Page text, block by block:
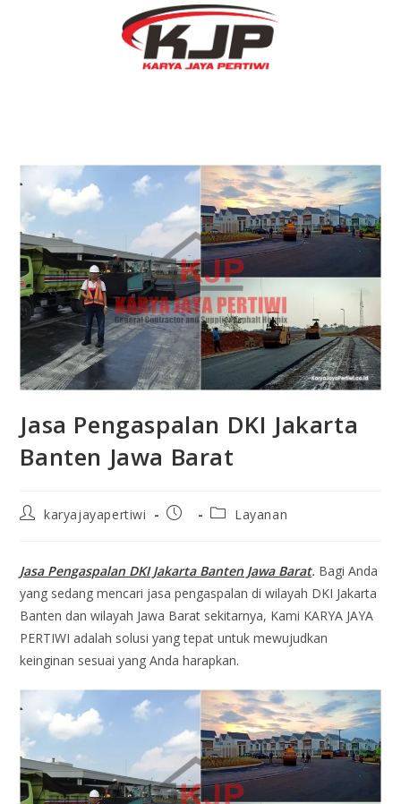
Jasa Pengaspalan DKI Jakarta
Banten Jawa Barat
karyajayapertiwi Layanan
Jasa Pengaspalan DKI Jakarta Banten Jawa Barat. Bagi Anda
yang sedang mencari jasa pengaspalan di wilayah DKI Jakarta
Banten dan wilayah Jawa Barat sekitarnya, Kami KARYA JAYA
PERTIWI adalah solusi yang tepat untuk mewujudkan
keinginan sesuai yang Anda harapkan.